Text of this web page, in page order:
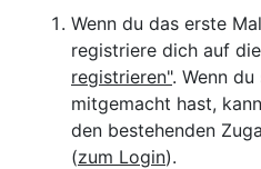
Wenn du das erste
registriere dich auf
registrieren". Wenn
mitgemacht hast,
den bestehenden
(zum Login).